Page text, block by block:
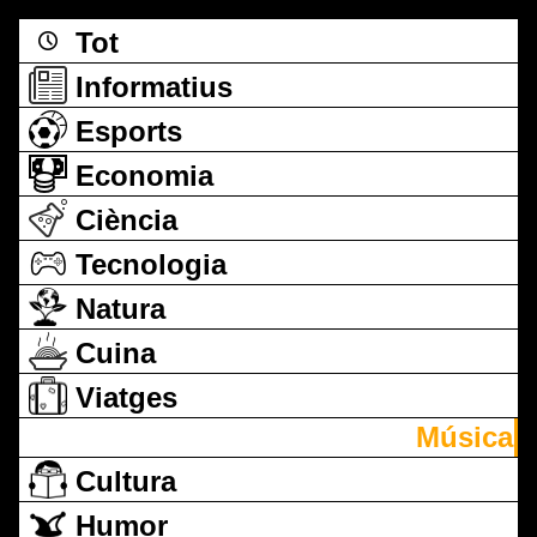
Tot
Informatius
Esports
Economia
Ciència
Tecnologia
Natura
Cuina
Viatges
Música
Cultura
Humor